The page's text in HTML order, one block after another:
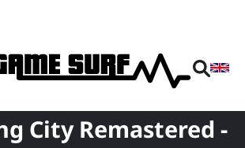
City Remastered -